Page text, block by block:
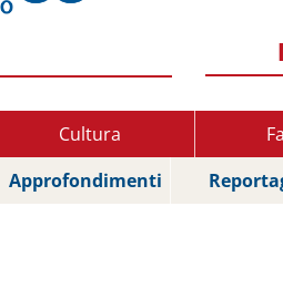
Cultura
Approfondimenti